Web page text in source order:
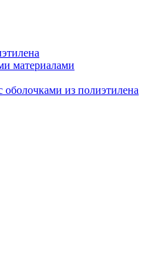
материалами
из полиэтилена